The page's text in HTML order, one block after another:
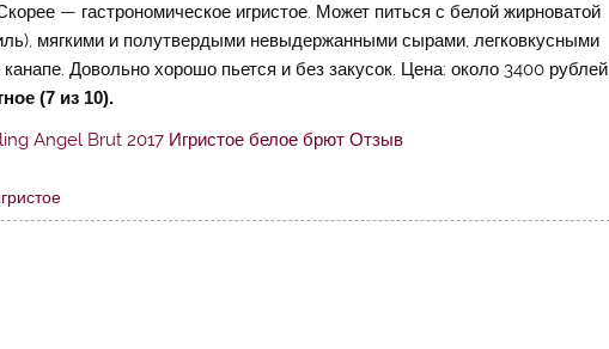
— гастрономическое игристое. Может питься с белой жирноватой
мягкими и полутвердыми невыдержанными сырами, легковкусными
Довольно хорошо пьется и без закусок. Цена: около 3400 рублей
(7 из 10).